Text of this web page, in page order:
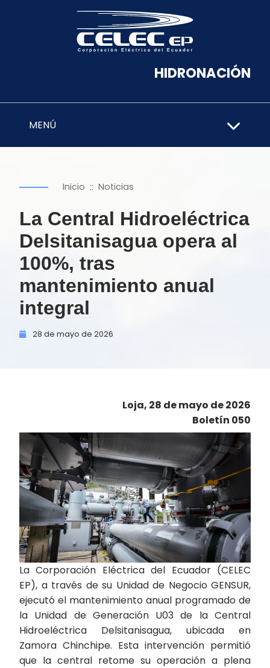
HIDRONACIÓN
MENÚ
Inicio :: Noticias
La Central Hidroeléctrica
Delsitanisagua opera al
100%, tras
mantenimiento anual
integral
28 de mayo de 2026
Loja, 28 de mayo de 2026
Boletín 050
La Corporación Eléctrica del Ecuador (CELEC
EP), a través de su Unidad de Negocio GENSUR,
ejecutó el mantenimiento anual programado de
la Unidad de Generación U03 de la Central
Hidroeléctrica Delsitanisagua, ubicada en
Zamora Chinchipe. Esta intervención permitió
que la central retome su operación a plena